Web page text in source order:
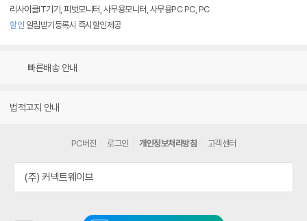
리사이클IT기기, 피벗모니터, 사무용모니터, 사무용PC PC, PC
할인 알림받기등록시 즉시할인제공
빠른배송 안내
법적고지 안내
PC버전 로그인 개인정보처리방침 고객센터
(주) 커넥트웨이브